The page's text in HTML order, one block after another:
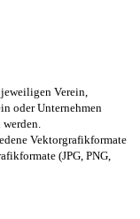
Verein,
oder Unternehmen
werden.
Vektorgrafikformate
(JPG, PNG,